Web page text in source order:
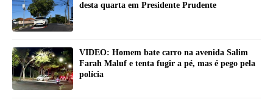
desta quarta em Presidente Prudente
VIDEO: Homem bate carro na avenida Salim
Farah Maluf e tenta fugir a pé, mas é pego pela
polícia